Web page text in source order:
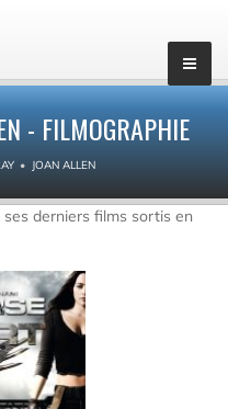
- FILMOGRAPHIE
JOAN ALLEN
derniers films sortis en